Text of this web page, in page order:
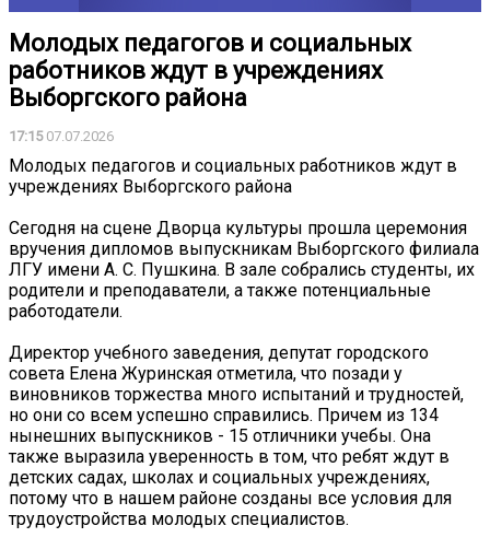
Молодых педагогов и социальных
работников ждут в учреждениях
Выборгского района
17:1507.07.2026
Молодых педагогов и социальных работников ждут в
учреждениях Выборгского района
Сегодня на сцене Дворца культуры прошла церемония
вручения дипломов выпускникам Выборгского филиала
ЛГУ имени А. С. Пушкина. В зале собрались студенты, их
родители и преподаватели, а также потенциальные
работодатели.
Директор учебного заведения, депутат городского
совета Елена Журинская отметила, что позади у
виновников торжества много испытаний и трудностей,
но они со всем успешно справились. Причем из 134
нынешних выпускников - 15 отличники учебы. Она
также выразила уверенность в том, что ребят ждут в
детских садах, школах и социальных учреждениях,
потому что в нашем районе созданы все условия для
трудоустройства молодых специалистов.